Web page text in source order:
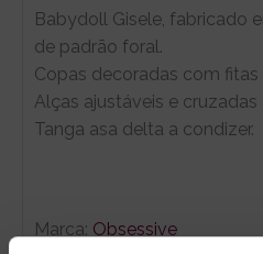
Babydoll Gisele, fabricado
de padrão foral.
Copas decoradas com fitas
Alças ajustáveis e cruzadas
Tanga asa delta a condizer.
Marca: Obsessive